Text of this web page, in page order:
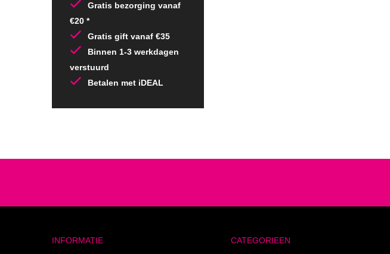
Gratis bezorging vanaf
€20 *
Gratis gift vanaf €35
Binnen 1-3 werkdagen
verstuurd
Betalen met iDEAL
INFORMATIE CATEGORIEEN